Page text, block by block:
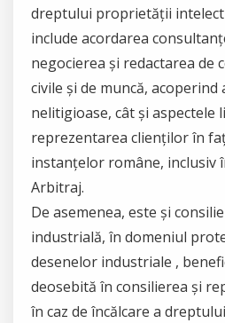
dreptului proprietății
include acordarea
negocierea și redactarea de
civile și de muncă, acoperind
nelitigioase, cât și aspectele
reprezentarea clienților în
instanțelor române, inclusiv
Arbitraj.
De asemenea, este și
industrială, în domeniul
desenelor industriale ,
deosebită în consilierea și
în caz de încălcare a